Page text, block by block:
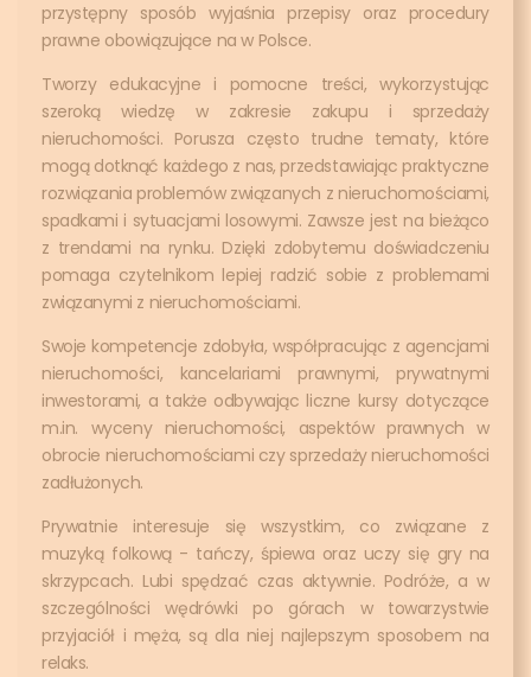
przystępny sposób wyjaśnia przepisy oraz procedury
prawne obowiązujące na w Polsce.
Tworzy edukacyjne i pomocne treści, wykorzystując
szeroką wiedzę w zakresie zakupu i sprzedaży
nieruchomości. Porusza często trudne tematy, które
mogą dotknąć każdego z nas, przedstawiając praktyczne
rozwiązania problemów związanych z nieruchomościami,
spadkami i sytuacjami losowymi. Zawsze jest na bieżąco
z trendami na rynku. Dzięki zdobytemu doświadczeniu
pomaga czytelnikom lepiej radzić sobie z problemami
związanymi z nieruchomościami.
Swoje kompetencje zdobyła, współpracując z agencjami
nieruchomości, kancelariami prawnymi, prywatnymi
inwestorami, a także odbywając liczne kursy dotyczące
m.in. wyceny nieruchomości, aspektów prawnych w
obrocie nieruchomościami czy sprzedaży nieruchomości
zadłużonych.
Prywatnie interesuje się wszystkim, co związane z
muzyką folkową - tańczy, śpiewa oraz uczy się gry na
skrzypcach. Lubi spędzać czas aktywnie. Podróże, a w
szczególności wędrówki po górach w towarzystwie
przyjaciół i męża, są dla niej najlepszym sposobem na
relaks.